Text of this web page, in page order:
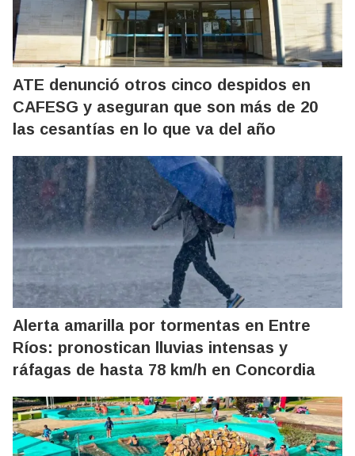
ATE denunció otros cinco despidos en
CAFESG y aseguran que son más de 20
las cesantías en lo que va del año
Alerta amarilla por tormentas en Entre
Ríos: pronostican lluvias intensas y
ráfagas de hasta 78 km/h en Concordia